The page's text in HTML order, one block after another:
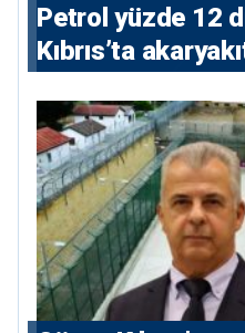
Petrol yüzde 12
Kıbrıs’ta